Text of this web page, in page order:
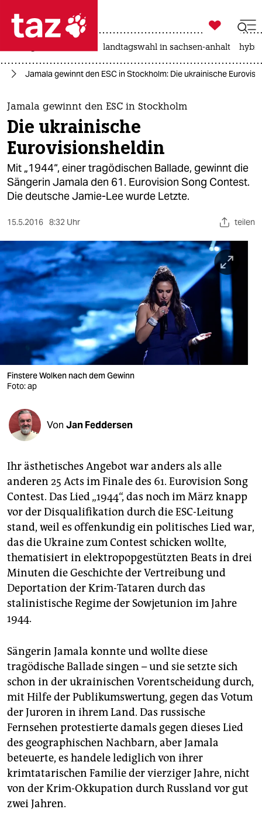
 taz zahl ich
taz zahl ich
themen
politik
öko
gesellschaft
sport
berlin
nord
wahrheit
verlag
verlag
veranstaltungen
shop
fragen & hilfe
unterstützen
abo
genossenschaft
epaper login

taz zahl ich
landtagswahl in sachsen-anhalt
Jamala gewinnt den ESC in Stockholm: Die ukrainische
Jamala gewinnt den ESC in Stockholm
Die ukrainische
Eurovisionsheldin
Mit „1944“, einer tragödischen Ballade, gewinnt die
Sängerin Jamala den 61. Eurovision Song Contest.
Die deutsche Jamie-Lee wurde Letzte.
15.5.2016 8:32 Uhr teilen
Finstere Wolken nach dem Gewinn
Foto: ap
Von Jan Feddersen
Ihr ästhetisches Angebot war anders als alle
anderen 25 Acts im Finale des 61. Eurovision Song
Contest. Das Lied „1944“, das noch im März knapp
vor der Disqualifikation durch die ESC-Leitung
stand, weil es offenkundig ein politisches Lied war,
das die Ukraine zum Contest schicken wollte,
thematisiert in elektropopgestützten Beats in drei
Minuten die Geschichte der Vertreibung und
Deportation der Krim-Tataren durch das
stalinistische Regime der Sowjetunion im Jahre
1944.
Sängerin Jamala konnte und wollte diese
tragödische Ballade singen – und sie setzte sich
schon in der ukrainischen Vorentscheidung durch,
mit Hilfe der Publikumswertung, gegen das Votum
der Juroren in ihrem Land. Das russische
Fernsehen protestierte damals gegen dieses Lied
des geographischen Nachbarn, aber Jamala
beteuerte, es handele lediglich von ihrer
krimtatarischen Familie der vierziger Jahre, nicht
von der Krim-Okkupation durch Russland vor gut
zwei Jahren.